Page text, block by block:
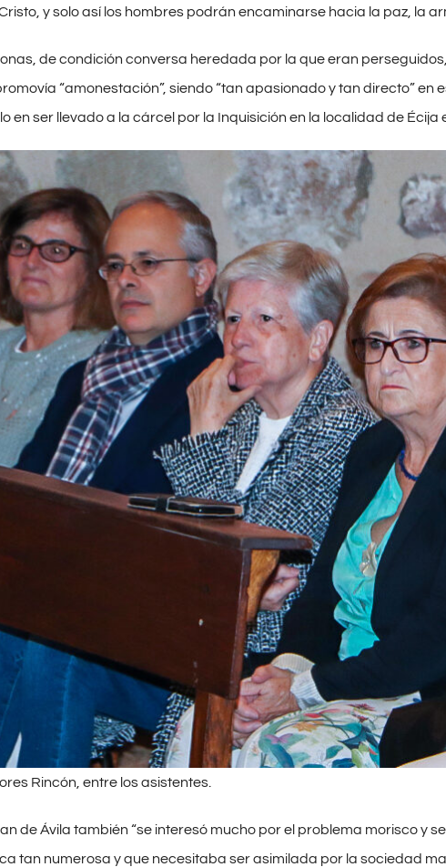
y solo así los hombres podrán encaminarse hacia la paz, la
de condición conversa heredada por la que eran
“amonestación”, siendo “tan apasionado y tan directo” en
en ser llevado a la cárcel por la Inquisición en la localidad de Écija
Rincón, entre los asistentes.
de Ávila también “se interesó mucho por el problema morisco y
tan numerosa y que necesitaba ser asimilada por la sociedad